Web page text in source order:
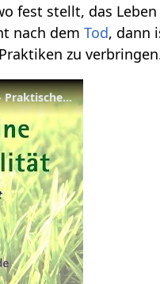
fest stellt, das
nach demTod, dann
zu
Todessehnsucht als eine Grundlage der Spiritualität - Praktische Ethik